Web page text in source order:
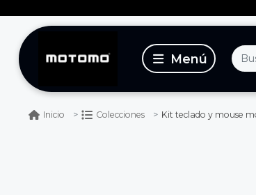
Inicio Colecciones Kit teclado y mouse